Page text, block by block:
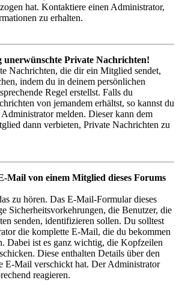
hat. Kontaktiere einen Administrator,
zu erhalten.
unerwünschte Private Nachrichten!
Nachrichten, die dir ein Mitglied sendet,
indem du in deinem persönlichen
Regel erstellst. Falls du
von jemandem erhältst, so kannst du
Administrator melden. Dieser kann dem
dann verbieten, Private Nachrichten zu
Mail von einem Mitglied dieses Forums
zu hören. Das E-Mail-Formular dieses
Sicherheitsvorkehrungen, die Benutzer, die
senden, identifizieren sollen. Du solltest
die komplette E-Mail, die du bekommen
Dabei ist es ganz wichtig, die Kopfzeilen
Diese enthalten Details über den
E-Mail verschickt hat. Der Administrator
reagieren.